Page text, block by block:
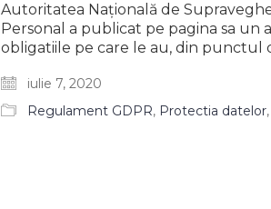
Autoritatea Naţională de
Personal a publicat pe pagina sa un
obligatiile pe care le au, din punctul
iulie 7, 2020
Regulament GDPR, Protectia datelor,